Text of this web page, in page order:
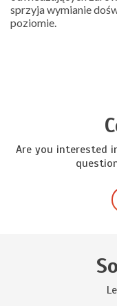
sprzyja wymianie
poziomie.
Are you interested